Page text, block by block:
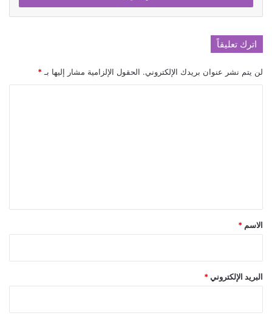
اترك تعليقاً
لن يتم نشر عنوان بريدك الإلكتروني. الحقول الإلزامية مشار إليها بـ *
*
الاسم *
البريد الإلكتروني *